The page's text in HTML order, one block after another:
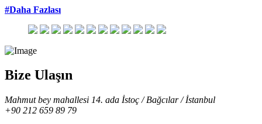
#Daha Fazlası
Bize Ulaşın
Mahmut bey mahallesi 14. ada İstoç / Bağcılar / İstanbul
+90 212 659 89 79